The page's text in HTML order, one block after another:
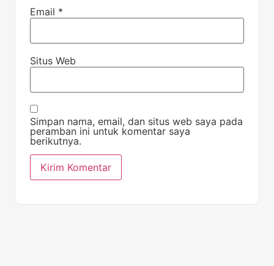
Email *
Situs Web
Simpan nama, email, dan situs web saya pada
peramban ini untuk komentar saya
berikutnya.